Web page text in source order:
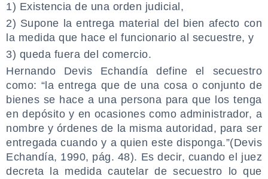
1) Existencia de una orden judicial,
2) Supone la entrega material del bien afecto con
la medida que hace el funcionario al secuestre, y
3) queda fuera del comercio.
Hernando Devis Echandía define el secuestro
como: “la entrega que de una cosa o conjunto de
bienes se hace a una persona para que los tenga
en depósito y en ocasiones como administrador, a
nombre y órdenes de la misma autoridad, para ser
entregada cuando y a quien este disponga.”(Devis
Echandía, 1990, pág. 48). Es decir, cuando el juez
decreta la medida cautelar de secuestro lo que